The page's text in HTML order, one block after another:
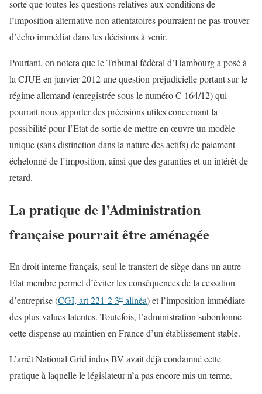
sorte que toutes les questions relatives aux conditions de
l’imposition alternative non attentatoires pourraient ne pas trouver
d’écho immédiat dans les décisions à venir.
Pourtant, on notera que le Tribunal fédéral d’Hambourg a posé à
la CJUE en janvier 2012 une question préjudicielle portant sur le
régime allemand (enregistrée sous le numéro C 164/12) qui
pourrait nous apporter des précisions utiles concernant la
possibilité pour l’Etat de sortie de mettre en œuvre un modèle
unique (sans distinction dans la nature des actifs) de paiement
échelonné de l’imposition, ainsi que des garanties et un intérêt de
retard.
La pratique de l’Administration
française pourrait être aménagée
En droit interne français, seul le transfert de siège dans un autre
Etat membre permet d’éviter les conséquences de la cessation
d’entreprise (CGI, art 221-2 3e alinéa) et l’imposition immédiate
des plus-values latentes. Toutefois, l’administration subordonne
cette dispense au maintien en France d’un établissement stable.
L’arrêt National Grid indus BV avait déjà condamné cette
pratique à laquelle le législateur n’a pas encore mis un terme.